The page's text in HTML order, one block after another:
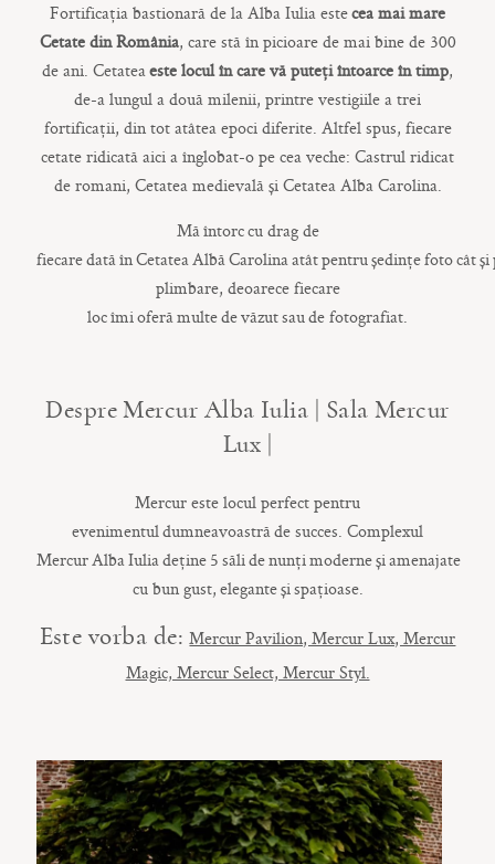
Fortificația bastionară de la Alba Iulia estecea mai mare
Cetate din România, care stă în picioare de mai bine de 300
de ani. Cetateaeste locul în care vă puteți întoarce în timp,
de-a lungul a două milenii, printre vestigiile a trei
fortificații, din tot atâtea epoci diferite. Altfel spus, fiecare
cetate ridicată aici a înglobat-o pe cea veche: Castrul ridicat
de romani, Cetatea medievală și Cetatea Alba Carolina.
Măîntorccu drag de
fiecaredatăînCetateaAlbăCarolinaatâtpentruședințefotocâtși
plimbare, deoarece fiecare
locîmioferămultedevăzutsaude fotografiat.
Despre Mercur Alba Iulia | Sala Mercur
Lux |
Mercur este locul perfect pentru
evenimentuldumneavoastrăde succes. Complexul
MercurAlbaIuliadeține5sălidenunțimoderneșiamenajate
cu bun gust,eleganteșispațioase.
Este vorba de:Mercur Pavilion, Mercur Lux, Mercur
Magic, Mercur Select, Mercur Styl.